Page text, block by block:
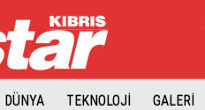
DÜNYA TEKNOLOJİ GALERİ